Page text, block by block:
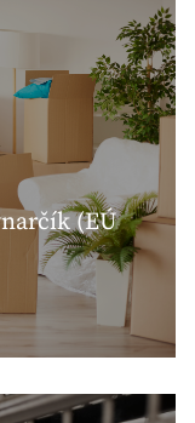
(EÚ